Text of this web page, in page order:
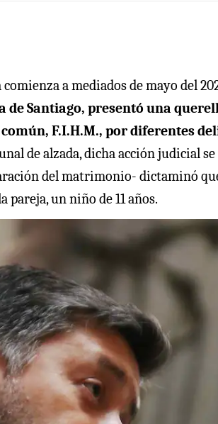
a mediados de mayo del
de Santiago, presentó una
F.I.H.M., por diferentes
de alzada, dicha acción judicial
del matrimonio- dictaminó
pareja, un niño de 11 años.